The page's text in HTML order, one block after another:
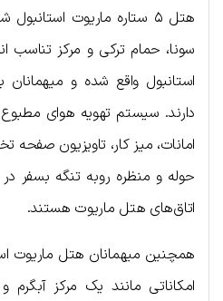
هتل ۵ ستاره ماریوت
سونا، حمام ترکی و مرکز تناسب
استانبول واقع شده و میهمانان
دارند. سیستم تهویه هوای
امانات، میز کار، تاویزیون
حوله و منظره روبه تنگه بسفر در
اتاق‌های هتل ماریوت هستند.
همچنین میهمانان هتل ماریوت
امکاناتی مانند یک مرکز آبگرم و